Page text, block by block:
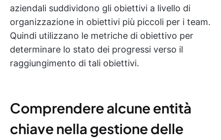
aziendali suddividono gli obiettivi a livello di
organizzazione in obiettivi più piccoli per i team.
Quindi utilizzano le metriche di obiettivo per
determinare lo stato dei progressi verso il
raggiungimento di tali obiettivi.
Comprendere alcune entità
chiave nella gestione delle